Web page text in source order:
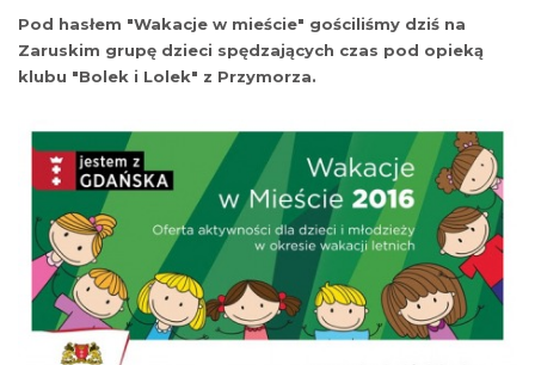
Pod hasłem "Wakacje w mieście" gościliśmy dziś na
Zaruskim grupę dzieci spędzających czas pod opieką
klubu "Bolek i Lolek" z Przymorza.